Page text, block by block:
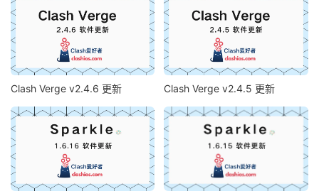
Clash Verge v2.4.6 更新 Clash Verge v2.4.5 更新